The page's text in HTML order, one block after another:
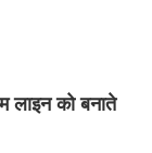
लाइन को बनाते